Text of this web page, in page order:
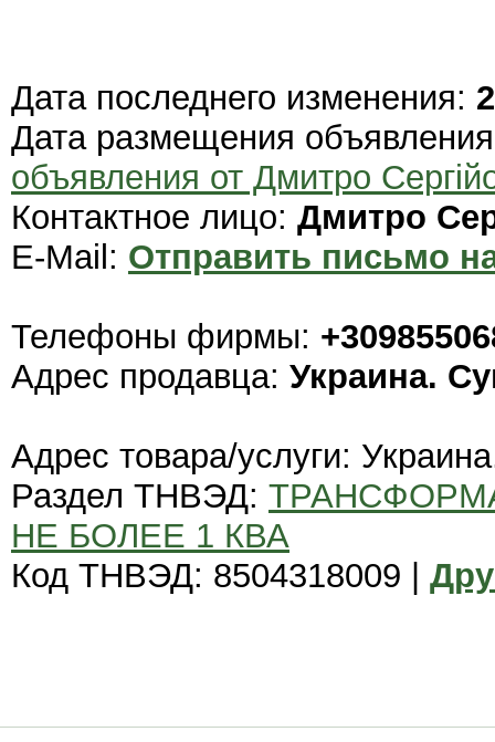
Дата последнего изменения:
Дата размещения
объявления от Дмитро
Контактное лицо: Дмитро
E-Mail: Отправить письмо
Телефоны фирмы:
Адрес продавца: Украина.
Адрес товара/услуги:
Раздел ТНВЭД:
НЕ БОЛЕЕ 1 КВА
Код ТНВЭД: 8504318009 |